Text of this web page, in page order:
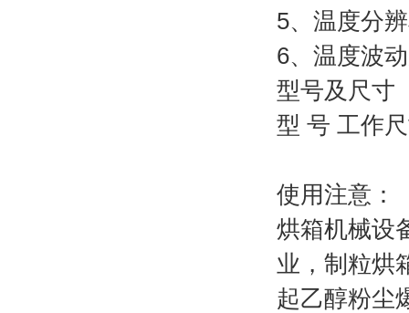
5、温度分
6、温度波
型号及尺寸
型 号 工作
使用注意：
烘箱机械设
业，制粒烘
起乙醇粉尘